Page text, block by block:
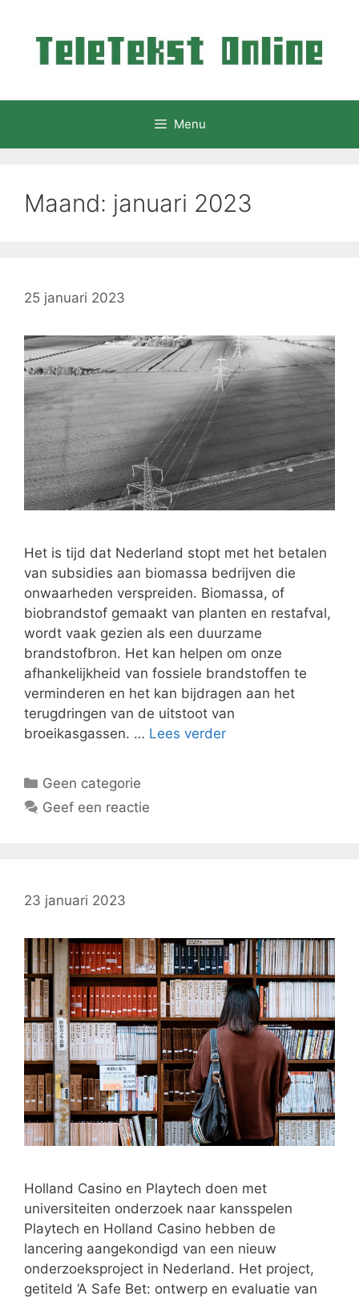
inhoud
Menu
Maand: januari 2023
25 januari 2023
Het is tijd dat Nederland stopt met het betalen
van subsidies aan biomassa bedrijven die
onwaarheden verspreiden. Biomassa, of
biobrandstof gemaakt van planten en restafval,
wordt vaak gezien als een duurzame
brandstofbron. Het kan helpen om onze
afhankelijkheid van fossiele brandstoffen te
verminderen en het kan bijdragen aan het
terugdringen van de uitstoot van
broeikasgassen. … Lees verder
Categorieën
Geen categorie
Geef een reactie
23 januari 2023
Holland Casino en Playtech doen met
universiteiten onderzoek naar kansspelen
Playtech en Holland Casino hebben de
lancering aangekondigd van een nieuw
onderzoeksproject in Nederland. Het project,
getiteld ‘A Safe Bet: ontwerp en evaluatie van